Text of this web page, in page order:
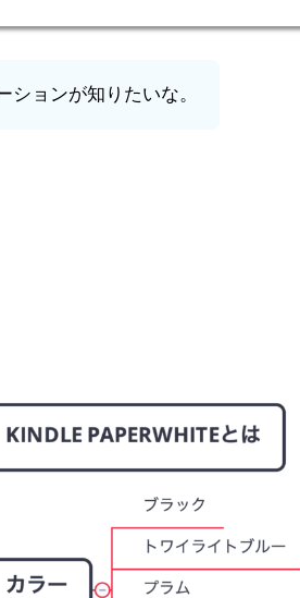
ションが知りたいな。